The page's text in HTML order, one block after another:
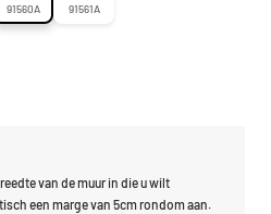
van de muur in die u wilt
een marge van 5cm rondom aan.
91560A 91561A